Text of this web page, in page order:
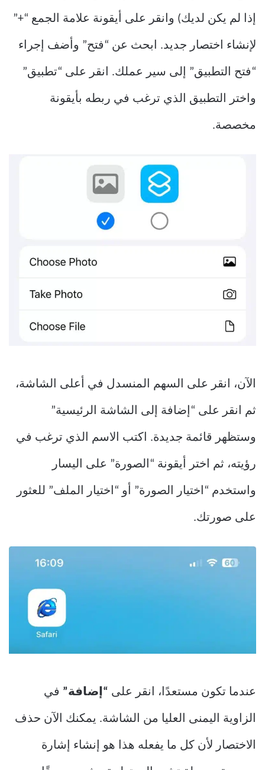
إذا لم يكن لديك) وانقر على أيقونة علامة الجمع “+”
لإنشاء اختصار جديد. ابحث عن “فتح” وأضف إجراء
“فتح التطبيق” إلى سير عملك. انقر على “تطبيق”
واختر التطبيق الذي ترغب في ربطه بأيقونة
مخصصة.
الآن، انقر على السهم المنسدل في أعلى الشاشة،
ثم انقر على “إضافة إلى الشاشة الرئيسية”
وستظهر قائمة جديدة. اكتب الاسم الذي ترغب في
رؤيته، ثم اختر أيقونة “الصورة” على اليسار
واستخدم “اختيار الصورة” أو “اختيار الملف” للعثور
على صورتك.
عندما تكون مستعدًا، انقر على “إضافة” في
الزاوية اليمنى العليا من الشاشة. يمكنك الآن حذف
الاختصار لأن كل ما يفعله هذا هو إنشاء إشارة